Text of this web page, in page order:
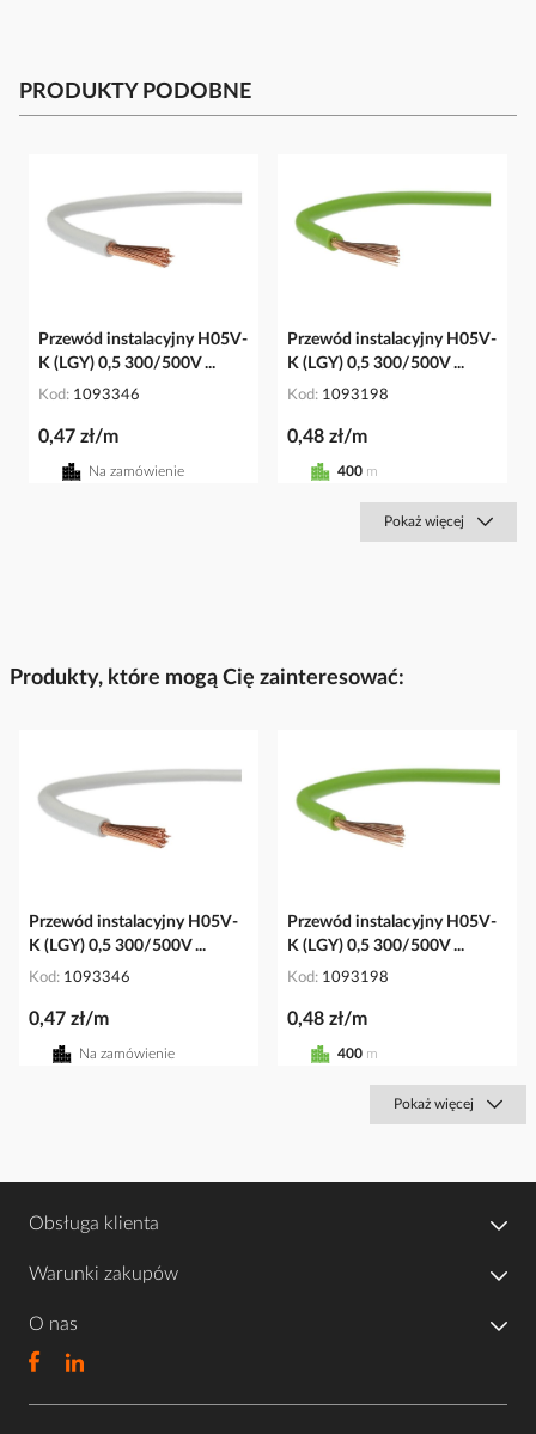
PRODUKTY PODOBNE
Przewód instalacyjny H05V-
K (LGY) 0,5 300/500V ...
Kod 1093346
0,47 zł/m
Na zamówienie
Przewód instalacyjny H05V-
K (LGY) 0,5 300/500V ...
Kod 1093198
0,48 zł/m
400 m
Pokaż więcej
Produkty, które mogą Cię zainteresować:
Przewód instalacyjny H05V-
K (LGY) 0,5 300/500V ...
Kod 1093346
0,47 zł/m
Na zamówienie
Przewód instalacyjny H05V-
K (LGY) 0,5 300/500V ...
Kod 1093198
0,48 zł/m
400 m
Pokaż więcej
Obsługa klienta
Warunki zakupów
O nas